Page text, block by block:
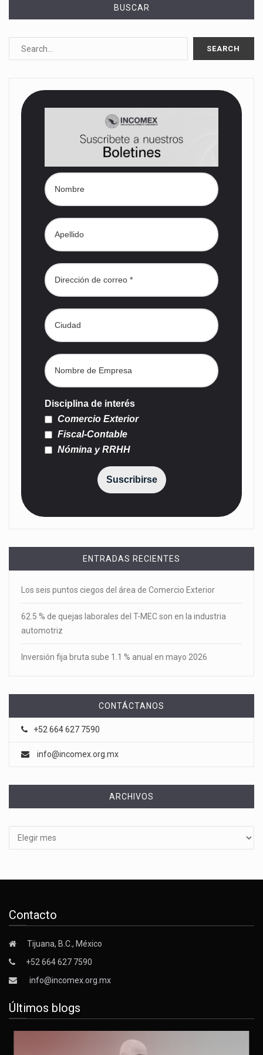
BUSCAR
Disciplina de interés
Comercio Exterior
Fiscal-Contable
Nómina y RRHH
Suscribirse
ENTRADAS RECIENTES
Los seis puntos ciegos del área de Comercio Exterior
62.5 % de quejas laborales del T-MEC son en la industria
automotriz
Inversión fija bruta sube 1.1 % anual en mayo 2026
CONTÁCTANOS
+52 664 627 7590
info@incomex.org.mx
ARCHIVOS
Contacto
Tijuana, B.C., México
+52 664 627 7590
info@incomex.org.mx
Últimos blogs